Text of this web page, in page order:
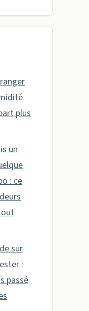
plus
un
: ce
sur
:
passé